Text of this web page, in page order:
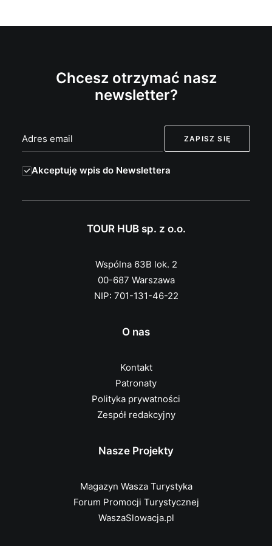
Chcesz otrzymać nasz
newsletter?
Akceptuję wpis do Newslettera
TOUR HUB sp. z o.o.
Wspólna 63B lok. 2
00-687 Warszawa
NIP: 701-131-46-22
O nas
Kontakt
Patronaty
Polityka prywatności
Zespół redakcyjny
Nasze Projekty
Magazyn Wasza Turystyka
Forum Promocji Turystycznej
WaszaSlowacja.pl